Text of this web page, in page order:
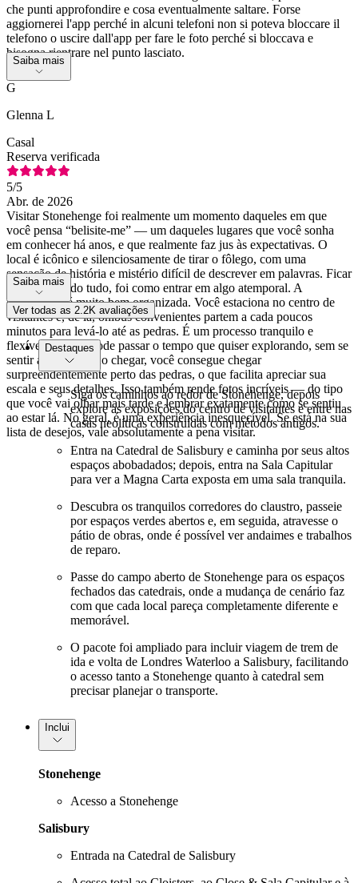
che punti approfondire e cosa eventualmente saltare. Forse
aggiornerei l'app perché in alcuni telefoni non si poteva bloccare il
telefono o uscire dall'app per fare le foto perché si bloccava e
bisogna rientrare nel punto lasciato.
Saiba mais
G
Glenna L
Casal
Reserva verificada
5/5
Abr. de 2026
Visitar Stonehenge foi realmente um momento daqueles em que
você pensa “belisite-me” — um daqueles lugares que você sonha
em conhecer há anos, e que realmente faz jus às expectativas. O
local é icônico e silenciosamente de tirar o fôlego, com uma
sensação de história e mistério difícil de descrever em palavras. Ficar
ali, absorvendo tudo, foi como entrar em algo atemporal. A
experiência é muito bem organizada. Você estaciona no centro de
visitantes e, de lá, ônibus convenientes partem a cada poucos
minutos para levá-lo até as pedras. É um processo tranquilo e
flexível — você pode passar o tempo que quiser explorando, sem se
sentir apressado. Ao chegar, você consegue chegar
surpreendentemente perto das pedras, o que facilita apreciar sua
escala e seus detalhes. Isso também rende fotos incríveis — do tipo
que você vai olhar mais tarde e lembrar exatamente como se sentiu
ao estar lá. No geral, é uma experiência inesquecível. Se está na sua
lista de desejos, vale absolutamente a pena visitar.
Saiba mais
Ver todas as 2.2K avaliações
Destaques
Siga os caminhos ao redor de Stonehenge, depois
explore as exposições do centro de visitantes e entre nas
casas neolíticas construídas com métodos antigos.
Entra na Catedral de Salisbury e caminha por seus altos
espaços abobadados; depois, entra na Sala Capitular
para ver a Magna Carta exposta em uma sala tranquila.
Descubra os tranquilos corredores do claustro, passeie
por espaços verdes abertos e, em seguida, atravesse o
pátio de obras, onde é possível ver andaimes e trabalhos
de reparo.
Passe do campo aberto de Stonehenge para os espaços
fechados das catedrais, onde a mudança de cenário faz
com que cada local pareça completamente diferente e
memorável.
O pacote foi ampliado para incluir viagem de trem de
ida e volta de Londres Waterloo a Salisbury, facilitando
o acesso tanto a Stonehenge quanto à catedral sem
precisar planejar o transporte.
Inclui
Stonehenge
Acesso a Stonehenge
Salisbury
Entrada na Catedral de Salisbury